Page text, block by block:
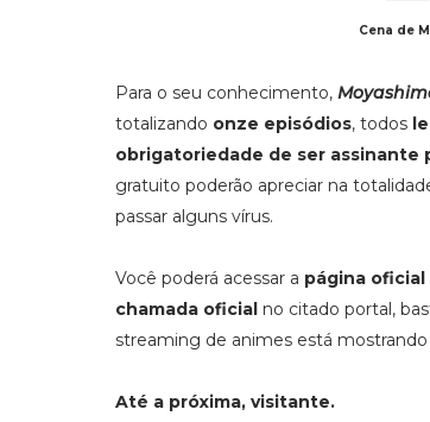
Cena de
Para o seu conhecimento,
totalizando onze episódios, todos
obrigatoriedade de ser assinante
gratuito poderão apreciar na
passar alguns vírus.
Você poderá acessar a página oficial
chamada oficial no citado portal,
streaming de animes está
Até a próxima, visitante.